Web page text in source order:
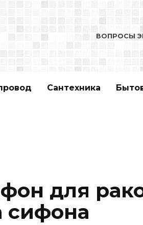
ВОПРОСЫ
Сантехника
для
сифона